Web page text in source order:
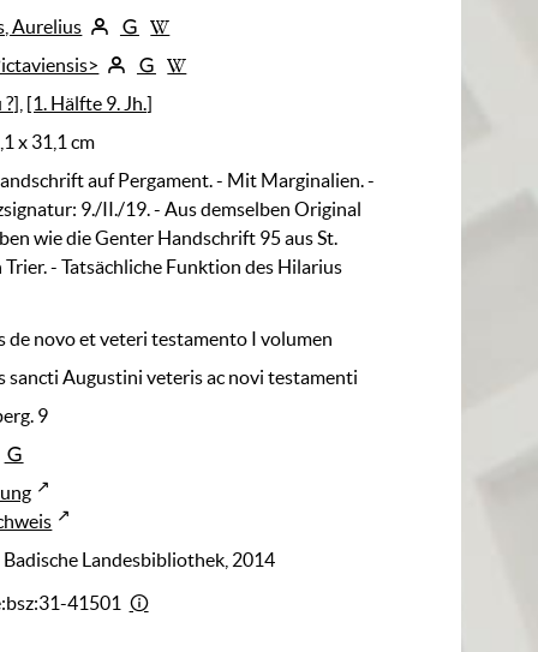
Aurelius
[1. Hälfte 9. Jh.]
x 31,1 cm
auf Pergament. - Mit Marginalien. -
9./II./19. - Aus demselben Original
wie die Genter Handschrift 95 aus St.
- Tatsächliche Funktion des Hilarius
de novo et veteri testamento I volumen
sancti Augustini veteris ac novi testamenti
9
Landesbibliothek, 2014
41501